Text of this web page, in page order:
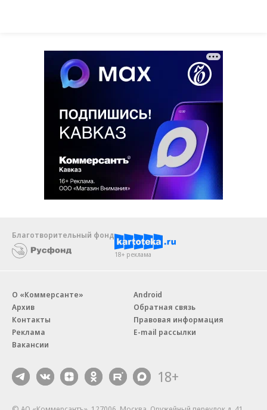
Благотворительный фонд
18+ реклама
О «Коммерсанте»
Архив
Контакты
Реклама
Вакансии
Android
Обратная связь
Правовая информация
E-mail рассылки
18+